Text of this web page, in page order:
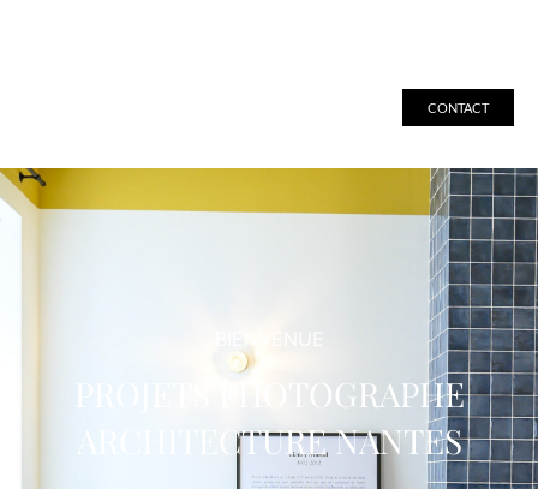
CONTACT
BIENVENUE
PROJETS PHOTOGRAPHE
ARCHITECTURE NANTES